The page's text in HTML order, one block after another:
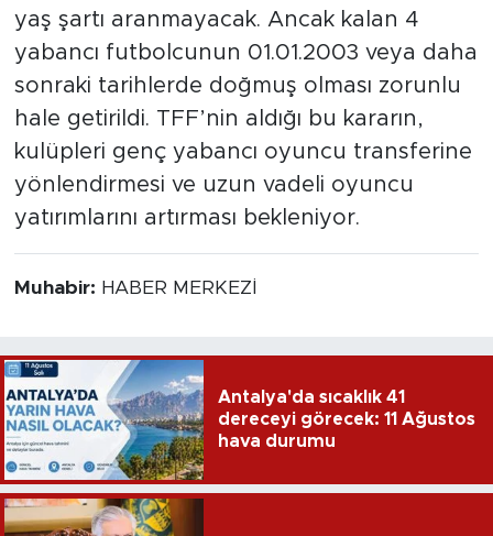
yaş şartı aranmayacak. Ancak kalan 4
yabancı futbolcunun 01.01.2003 veya daha
sonraki tarihlerde doğmuş olması zorunlu
hale getirildi. TFF’nin aldığı bu kararın,
kulüpleri genç yabancı oyuncu transferine
yönlendirmesi ve uzun vadeli oyuncu
yatırımlarını artırması bekleniyor.
Muhabir: HABER MERKEZİ
Antalya'da sıcaklık 41
dereceyi görecek: 11 Ağustos
hava durumu